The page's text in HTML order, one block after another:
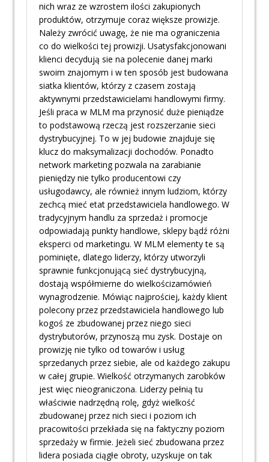
nich wraz ze wzrostem ilości zakupionych
produktów, otrzymuje coraz większe prowizje.
Należy zwrócić uwagę, że nie ma ograniczenia
co do wielkości tej prowizji. Usatysfakcjonowani
klienci decydują sie na polecenie danej marki
swoim znajomym i w ten sposób jest budowana
siatka klientów, którzy z czasem zostają
aktywnymi przedstawicielami handlowymi firmy.
Jeśli praca w MLM ma przynosić duże pieniądze
to podstawową rzeczą jest rozszerzanie sieci
dystrybucyjnej. To w jej budowie znajduje się
klucz do maksymalizacji dochodów. Ponadto
network marketing pozwala na zarabianie
pieniędzy nie tylko producentowi czy
usługodawcy, ale również innym ludziom, którzy
zechcą mieć etat przedstawiciela handlowego. W
tradycyjnym handlu za sprzedaż i promocje
odpowiadają punkty handlowe, sklepy bądź różni
eksperci od marketingu. W MLM elementy te są
pominięte, dlatego liderzy, którzy utworzyli
sprawnie funkcjonującą sieć dystrybucyjną,
dostają współmierne do wielkościzamówień
wynagrodzenie. Mówiąc najprościej, każdy klient
polecony przez przedstawiciela handlowego lub
kogoś ze zbudowanej przez niego sieci
dystrybutorów, przynoszą mu zysk. Dostaje on
prowizję nie tylko od towarów i usług
sprzedanych przez siebie, ale od każdego zakupu
w całej grupie. Wielkość otrzymanych zarobków
jest więc nieograniczona. Liderzy pełnią tu
właściwie nadrzędną rolę, gdyż wielkość
zbudowanej przez nich sieci i poziom ich
pracowitości przekłada się na faktyczny poziom
sprzedaży w firmie. Jeżeli sieć zbudowana przez
lidera posiada ciągłe obroty, uzyskuje on tak